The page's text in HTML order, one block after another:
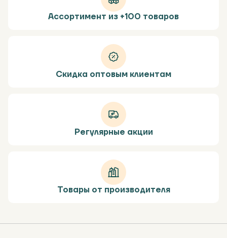
Ассортимент из +100 товаров
Скидка оптовым клиентам
Регулярные акции
Товары от производителя